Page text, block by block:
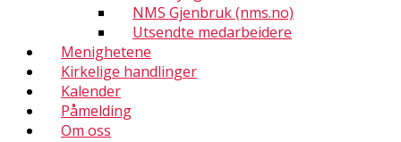
NMS Gjenbruk (nms.no)
Utsendte medarbeidere
Menighetene
Kirkelige handlinger
Kalender
Påmelding
Om oss